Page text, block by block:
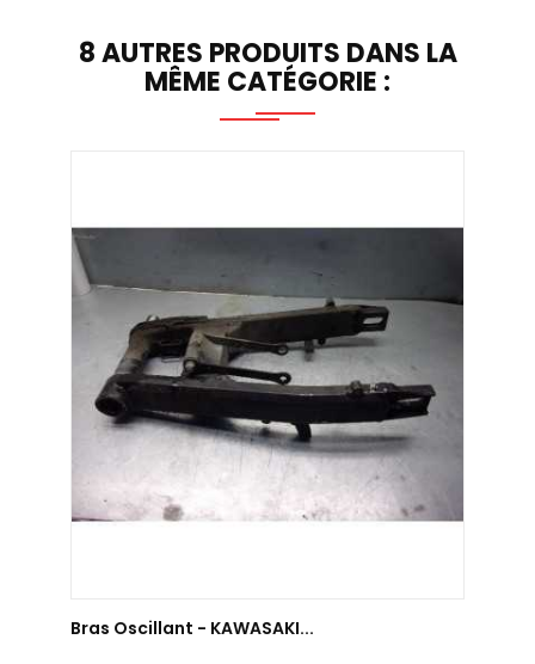
8 AUTRES PRODUITS DANS LA
MÊME CATÉGORIE :
Bras Oscillant - KAWASAKI...